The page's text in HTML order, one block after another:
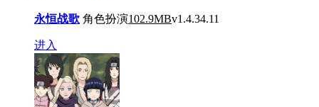
永恒战歌 角色扮演102.9MBv1.4.34.11
进入